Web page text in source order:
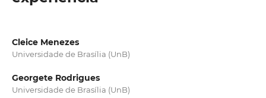
Cleice Menezes
Universidade de Brasília (UnB)
Georgete Rodrigues
Universidade de Brasília (UnB)